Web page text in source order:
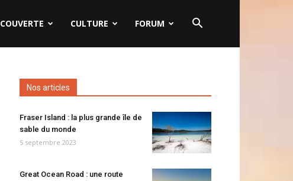
CULTURE FORUM
Nos articles
Fraser Island : la plus grande île de
sable du monde
5 septembre 2023
Great Ocean Road : une route